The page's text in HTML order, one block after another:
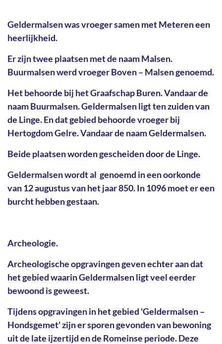
Geldermalsen was vroeger samen met Meteren een
heerlijkheid.
Er zijn twee plaatsen met de naam Malsen.
Buurmalsen werd vroeger Boven – Malsen genoemd.
Het behoorde bij het Graafschap Buren. Vandaar de
naam Buurmalsen. Geldermalsen ligt ten zuiden van
de Linge. En dat gebied behoorde vroeger bij
Hertogdom Gelre. Vandaar de naam Geldermalsen.
Beide plaatsen worden gescheiden door de Linge.
Geldermalsen wordt al genoemd in een oorkonde
van 12 augustus van het jaar 850. In 1096 moet er een
burcht hebben gestaan.
Archeologie.
Archeologische opgravingen geven echter aan dat
het gebied waarin Geldermalsen ligt veel eerder
bewoond is geweest.
Tijdens opgravingen in het gebied 'Geldermalsen –
Hondsgemet' zijn er sporen gevonden van bewoning
uit de late ijzertijd en de Romeinse periode. Deze